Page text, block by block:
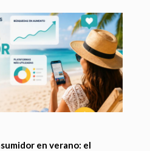
en verano: el